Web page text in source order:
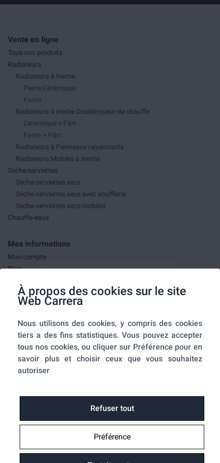
À propos des cookies sur le site
Web Carrera
Nous utilisons des cookies, y compris des cookies
tiers a des fins statistiques. Vous pouvez accepter
tous nos cookies, ou cliquer sur Préférence pour en
savoir plus et choisir ceux que vous souhaitez
autoriser
Refuser tout
Préférence
Vente en ligne
Tous nos produits
Radiateurs
Radiateurs à Inertie
Pierre Céramique
Fonte
Radiateurs à inertie Double coeur de chauffe
Céramique + Film
Fonte + Film
Radiateurs à Panneaux rayonnants
Radiateurs Mobiles à inertie
Sèche-serviettes
Séche-serviettes secs
Séche-serviettes secs avec soufflerie
Séche-serviettes secs mobiles
Chauffe-eaux
Mes informations
Mon compte
Blog
Mes commandes
A propos de nous
A propos
Mentions légales
Conditions générales de ventes
Utilisation des cookies